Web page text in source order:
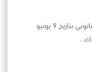
رقم محامي للاستشاره تبوك تحديث قانوني بتاريخ 9 يونيو